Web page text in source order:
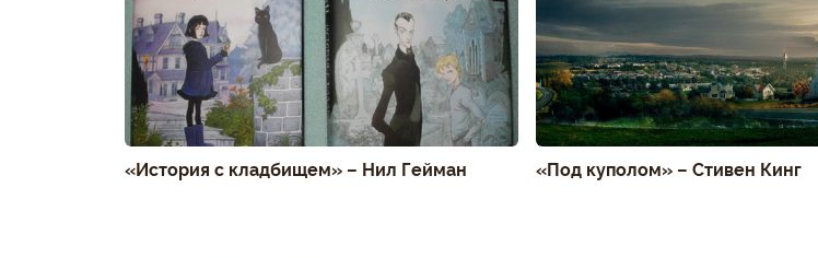
«История с кладбищем» – Нил Гейман «Под куполом» – Стивен Кинг